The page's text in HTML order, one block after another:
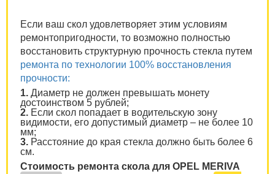
Если ваш скол удовлетворяет этим условиям
ремонтопригодности, то возможно полностью
восстановить структурную прочность стекла путем
ремонта по технологии 100% восстановления
прочности:
1. Диаметр не должен превышать монету
достоинством 5 рублей;
2. Если скол попадает в водительскую зону
видимости, его допустимый диаметр – не более 10
мм;
3. Расстояние до края стекла должно быть более 6
см.
Стоимость ремонта скола для OPEL MERIVA